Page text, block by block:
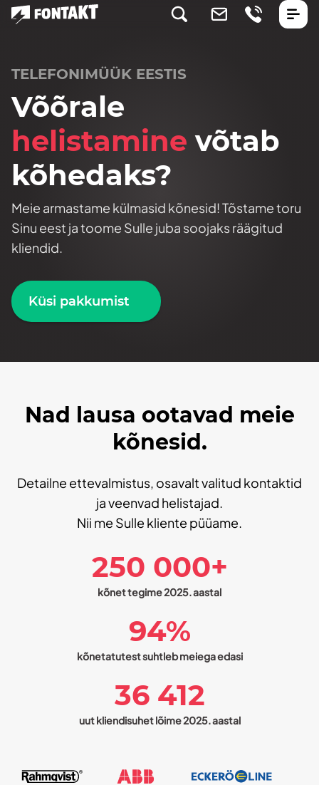
TELEFONIMÜÜK EESTIS
Võõrale
helistamine võtab
kõhedaks?
Meie armastame külmasid kõnesid! Tõstame toru
Sinu eest ja toome Sulle juba soojaks räägitud
kliendid.
Küsi pakkumist
Nad lausa ootavad meie
kõnesid.
Detailne ettevalmistus, osavalt valitud kontaktid
ja veenvad helistajad.
Nii me Sulle kliente püüame.
250 000+
kõnet tegime 2025. aastal
94%
kõnetatutest suhtleb meiega edasi
36 412
uut kliendisuhet lõime 2025. aastal